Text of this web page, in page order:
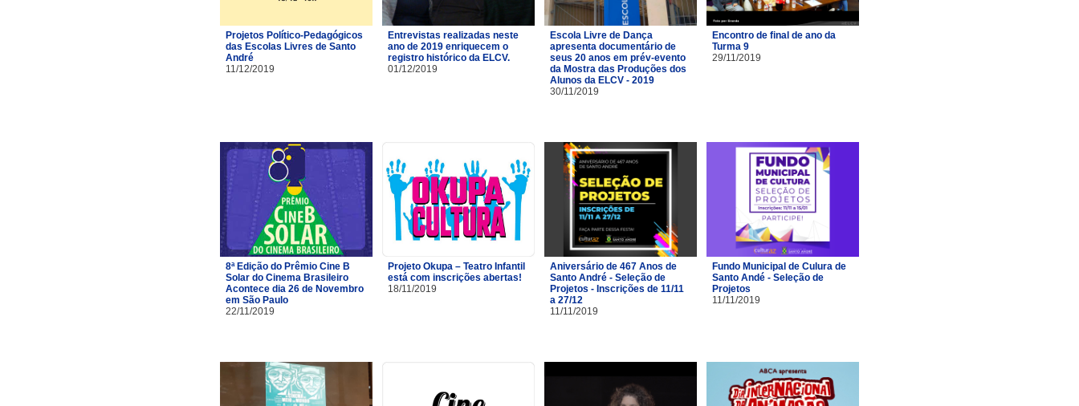
Projetos Político-Pedagógicos
das Escolas Livres de Santo
André
11/12/2019
Entrevistas realizadas neste
ano de 2019 enriquecem o
registro histórico da ELCV.
01/12/2019
Escola Livre de Dança
apresenta documentário de
seus 20 anos em prév-evento
da Mostra das Produções dos
Alunos da ELCV - 2019
30/11/2019
Encontro de final de ano da
Turma 9
29/11/2019
8ª Edição do Prêmio Cine B
Solar do Cinema Brasileiro
Acontece dia 26 de Novembro
em São Paulo
22/11/2019
Projeto Okupa – Teatro Infantil
está com inscrições abertas!
18/11/2019
Aniversário de 467 Anos de
Santo André - Seleção de
Projetos - Inscrições de 11/11
a 27/12
11/11/2019
Fundo Municipal de Culura de
Santo Andé - Seleção de
Projetos
11/11/2019